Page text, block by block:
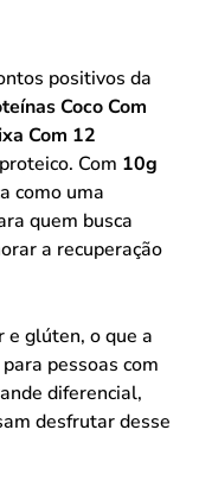
positivos da
Coco Com
Com 12
Com 10g
como uma
quem busca
a recuperação
e glúten, o que a
pessoas com
diferencial,
desfrutar desse